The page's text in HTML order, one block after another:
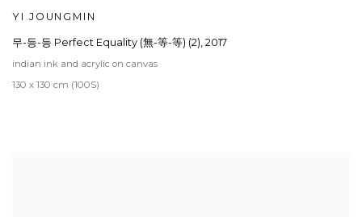
YI JOUNGMIN
무-등-등 Perfect Equality (無-等-等) (2) 2017
indian ink and acrylic on canvas
130 x 130 cm (100S)